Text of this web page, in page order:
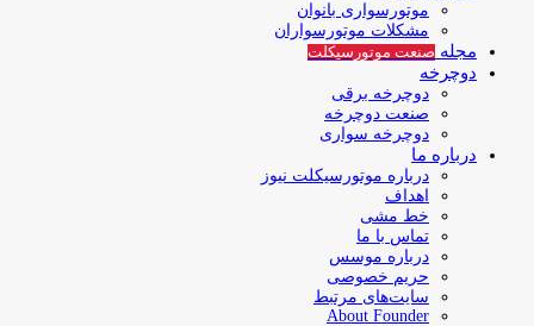
موتورسواری بانوان
مشکلات موتورسواران
مجله صنعت موتورسیکلت
دوچرخه
دوچرخه برقی
صنعت دوچرخه
دوچرخه سواری
درباره ما
درباره موتورسیکلت نیوز
اهداف
خط مشی
تماس با ما
درباره موسس
حریم خصوصی
سایت‌های مرتبط
About Founder